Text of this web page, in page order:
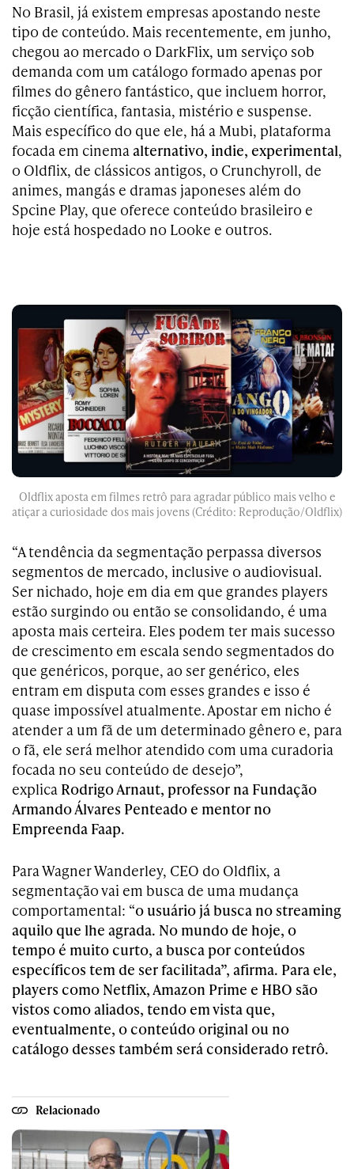
No Brasil, já existem empresas apostando neste
tipo de conteúdo. Mais recentemente, em junho,
chegou ao mercado o DarkFlix, um serviço sob
demanda com um catálogo formado apenas por
filmes do gênero fantástico, que incluem horror,
ficção científica, fantasia, mistério e suspense.
Mais específico do que ele, há a Mubi, plataforma
focada em cinema alternativo, indie, experimental,
o Oldflix, de clássicos antigos, o Crunchyroll, de
animes, mangás e dramas japoneses além do
Spcine Play, que oferece conteúdo brasileiro e
hoje está hospedado no Looke e outros.
Oldflix aposta em filmes retrô para agradar público mais velho e
atiçar a curiosidade dos mais jovens (Crédito: Reprodução/Oldflix)
“A tendência da segmentação perpassa diversos
segmentos de mercado, inclusive o audiovisual.
Ser nichado, hoje em dia em que grandes players
estão surgindo ou então se consolidando, é uma
aposta mais certeira. Eles podem ter mais sucesso
de crescimento em escala sendo segmentados do
que genéricos, porque, ao ser genérico, eles
entram em disputa com esses grandes e isso é
quase impossível atualmente. Apostar em nicho é
atender a um fã de um determinado gênero e, para
o fã, ele será melhor atendido com uma curadoria
focada no seu conteúdo de desejo”,
explica Rodrigo Arnaut, professor na Fundação
Armando Álvares Penteado e mentor no
Empreenda Faap.
Para Wagner Wanderley, CEO do Oldflix, a
segmentação vai em busca de uma mudança
comportamental: “o usuário já busca no streaming
aquilo que lhe agrada. No mundo de hoje, o
tempo é muito curto, a busca por conteúdos
específicos tem de ser facilitada”, afirma. Para ele,
players como Netflix, Amazon Prime e HBO são
vistos como aliados, tendo em vista que,
eventualmente, o conteúdo original ou no
catálogo desses também será considerado retrô.
Relacionado